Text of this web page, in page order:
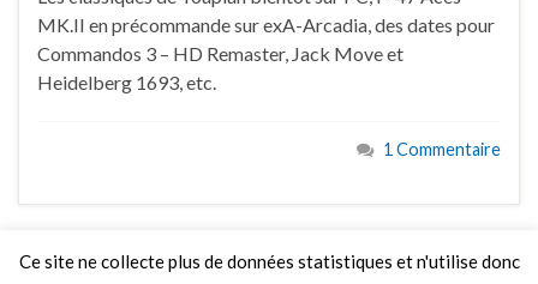
MK.II en précommande sur exA-Arcadia, des dates pour
Commandos 3 – HD Remaster, Jack Move et
Heidelberg 1693, etc.
1 Commentaire
Ce site ne collecte plus de données statistiques et n'utilise donc